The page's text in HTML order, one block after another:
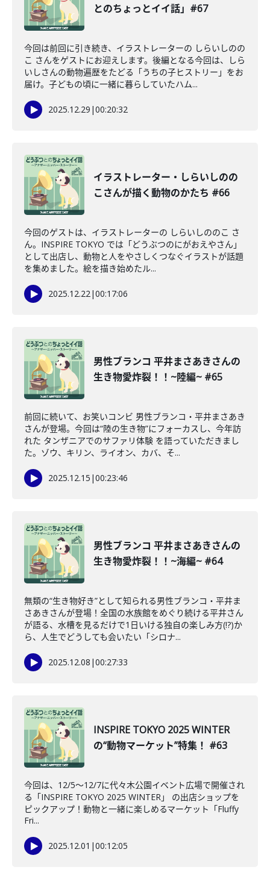
とのちょっとイイ話」#67
今回は前回に引き続き、イラストレーターの しらいしのの
こ さんをゲストにお迎えします。後編となる今回は、しら
いしさんの動物遍歴をたどる「うちの子ヒストリー」をお
届け。子どもの頃に一緒に暮らしていたハム...
2025.12.29 |00:20:32
イラストレーター・しらいしのの
こさんが描く動物のかたち #66
今回のゲストは、イラストレーターの しらいしののこ さ
ん。INSPIRE TOKYO では「どうぶつのにがおえやさん」
として出店し、動物と人をやさしくつなぐイラストが話題
を集めました。絵を描き始めたル...
2025.12.22|00:17:06
男性ブランコ 平井まさあきさんの
生き物愛炸裂！！~陸編~ #65
前回に続いて、お笑いコンビ 男性ブランコ・平井まさあき
さんが登場。今回は“陸の生き物”にフォーカスし、今年訪
れた タンザニアでのサファリ体験 を語っていただきまし
た。ゾウ、キリン、ライオン、カバ、そ...
2025.12.15 |00:23:46
男性ブランコ 平井まさあきさんの
生き物愛炸裂！！~海編~ #64
無類の“生き物好き”として知られる男性ブランコ・平井ま
さあきさんが登場！全国の水族館をめぐり続ける平井さん
が語る、水槽を見るだけで1日いける独自の楽しみ方(!?)か
ら、人生でどうしても会いたい「シロナ...
2025.12.08 |00:27:33
INSPIRE TOKYO 2025 WINTER
の“動物マーケット”特集！ #63
今回は、12/5〜12/7に代々木公園イベント広場で開催され
る「INSPIRE TOKYO 2025 WINTER」 の出店ショップを
ピックアップ！動物と一緒に楽しめるマーケット「Fluffy
Fri...
2025.12.01 |00:12:05